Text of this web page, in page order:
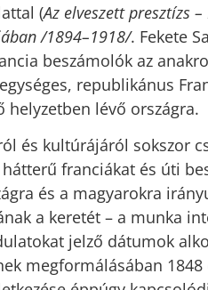
(Az elveszett presztízs
/1894–1918/. Fekete
beszámolók az
republikánus
lévő országra.
és kultúrájáról sokszor
franciákat és úti
és a magyarokra
a keretét – a munka
jelző dátumok
megformálásában 1848